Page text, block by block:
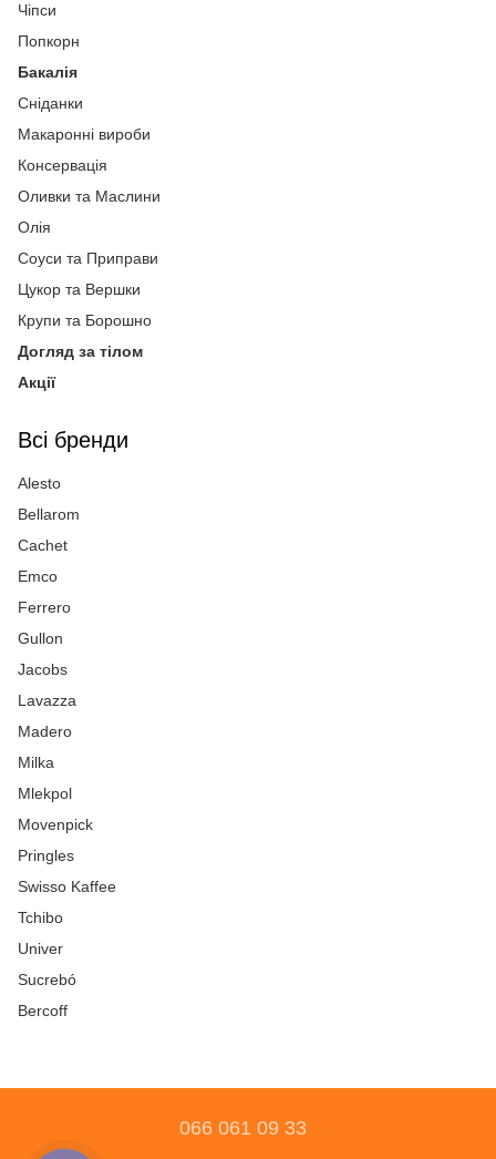
Чіпси
Попкорн
Бакалія
Сніданки
Макаронні вироби
Консервація
Оливки та Маслини
Олія
Соуси та Приправи
Цукор та Вершки
Крупи та Борошно
Догляд за тілом
Акції
Всі бренди
Alesto
Bellarom
Cachet
Emco
Ferrero
Gullon
Jacobs
Lavazza
Madero
Milka
Mlekpol
Movenpick
Pringles
Swisso Kaffee
Tchibo
Univer
Sucrebó
Bercoff
066 061 09 33